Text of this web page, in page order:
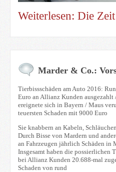
Weiterlesen: Die
Marder & Co.:
Tierbissschäden am Auto 2016:
Euro an Allianz Kunden ausgezahlt
ereignete sich in Bayern / Maus
teuersten Schaden mit 9000 Euro
Sie knabbern an Kabeln,
Durch Bisse von Mardern und
an Fahrzeugen jährlich Schäden in
Insgesamt haben die possierlichen
bei Allianz Kunden 20.688-mal
Schaden von rund